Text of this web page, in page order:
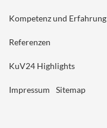
Kompetenz und Erfahrung
Referenzen
KuV24 Highlights
Impressum Sitemap